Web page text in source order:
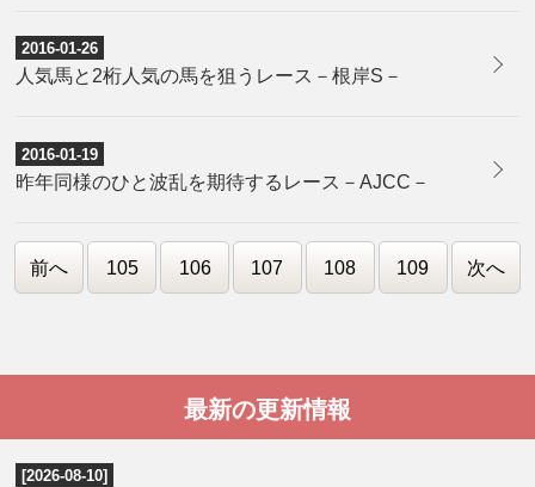
2016-01-26
人気馬と2桁人気の馬を狙うレース－根岸S－
2016-01-19
昨年同様のひと波乱を期待するレース－AJCC－
前へ 105 106 107 108 109 次へ
最新の更新情報
[2026-08-10]